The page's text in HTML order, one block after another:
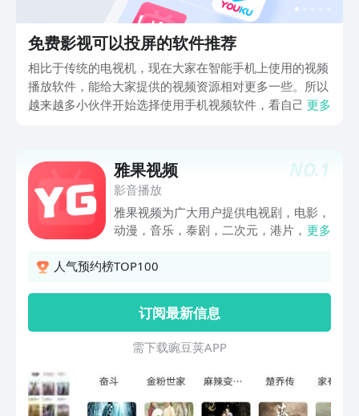
免费影视可以投屏的软件推荐
相比于传统的电视机，现在大家在智能手机上使用的视频
播放软件，能给大家提供的视频资源相对更多一些。所以
越来越多小伙伴开始选择使用手机视频软件，看自己喜欢
随时随地观看，而且还可以将丰富的影视资源通过投屏的
方式将内容投屏到大屏设备上，给大家带来更加舒适的观
影体验。以下几款APP就是小编在豌豆荚找到的可以实现
投屏操作的软件，希望大家喜欢。
更多
NO.1
雅果视频
影音播放
雅果视频为广大用户提供电视剧，电影，
动漫，音乐，泰剧，二次元，港片，港
讯，实时更新！ 你想看的想追的想关注
更多
人气预约榜TOP100
订阅最新信息
需 下 载 豌 豆 荚 A P P